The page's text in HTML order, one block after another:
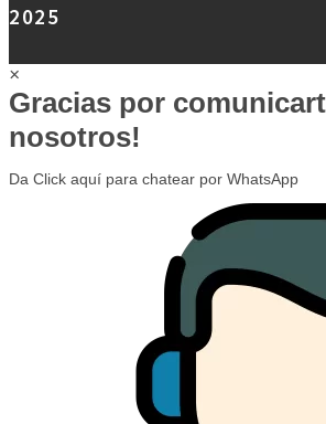
2025
×
Gracias por
nosotros!
Da Click aquí para chatear por WhatsApp